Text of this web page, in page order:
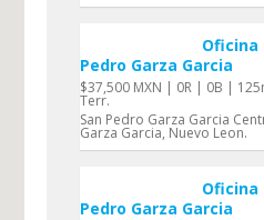
Oficina
Pedro Garza Garci­a
$37,500 MXN | 0R | 0B |
Terr.
San Pedro Garza Garcia
Garza Garci­a, Nuevo Leon.
Oficina
Pedro Garza Garci­a